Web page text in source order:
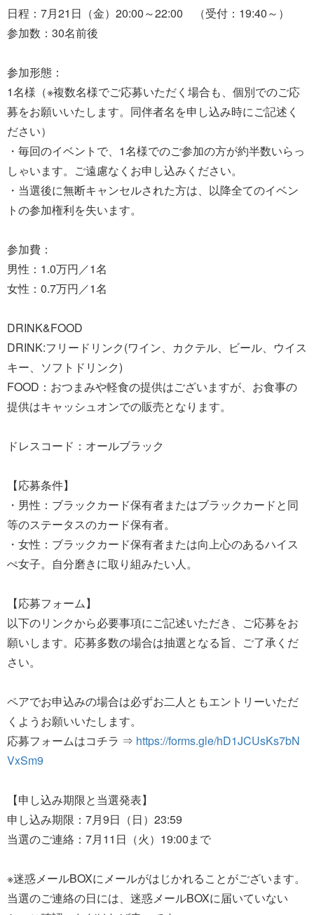
日程：7月21日（金）20:00～22:00 （受付：19:40～）
参加数：30名前後
参加形態：
1名様（※複数名様でご応募いただく場合も、個別でのご応
募をお願いいたします。同伴者名を申し込み時にご記述く
ださい）
・毎回のイベントで、1名様でのご参加の方が約半数いらっ
しゃいます。ご遠慮なくお申し込みください。
・当選後に無断キャンセルされた方は、以降全てのイベン
トの参加権利を失います。
参加費：
男性：1.0万円／1名
女性：0.7万円／1名
DRINK&FOOD
DRINK:フリードリンク(ワイン、カクテル、ビール、ウイス
キー、ソフトドリンク)
FOOD：おつまみや軽食の提供はございますが、お食事の
提供はキャッシュオンでの販売となります。
ドレスコード：オールブラック
【応募条件】
・男性：ブラックカード保有者またはブラックカードと同
等のステータスのカード保有者。
・女性：ブラックカード保有者または向上心のあるハイス
ぺ女子。自分磨きに取り組みたい人。
【応募フォーム】
以下のリンクから必要事項にご記述いただき、ご応募をお
願いします。応募多数の場合は抽選となる旨、ご了承くだ
さい。
ペアでお申込みの場合は必ずお二人ともエントリーいただ
くようお願いいたします。
応募フォームはコチラ ⇒ https://forms.gle/hD1JCUsKs7bN
VxSm9
【申し込み期限と当選発表】
申し込み期限：7月9日（日）23:59
当選のご連絡：7月11日（火）19:00まで
※迷惑メールBOXにメールがはじかれることがございます。
当選のご連絡の日には、迷惑メールBOXに届いていない